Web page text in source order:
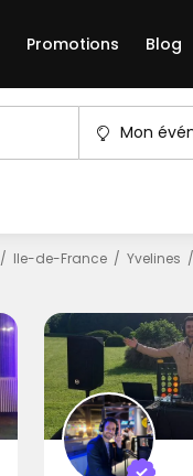
Promotions Blog
Mon
Ile-de-France Yvelines